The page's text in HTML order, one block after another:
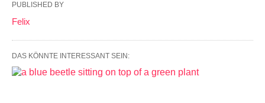
PUBLISHED BY
Felix
DAS KÖNNTE INTERESSANT SEIN: